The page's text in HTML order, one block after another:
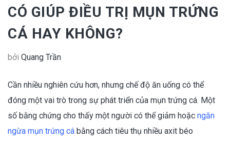
CÓ GIÚP ĐIỀU TRỊ MỤN TRỨNG
CÁ HAY KHÔNG?
bởi Quang Trần
Cần nhiều nghiên cứu hơn, nhưng chế độ ăn uống có thể
đóng một vai trò trong sự phát triển của mụn trứng cá. Một
số bằng chứng cho thấy một người có thể giảm hoặc ngăn
ngừa mụn trứng cá bằng cách tiêu thụ nhiều axit béo